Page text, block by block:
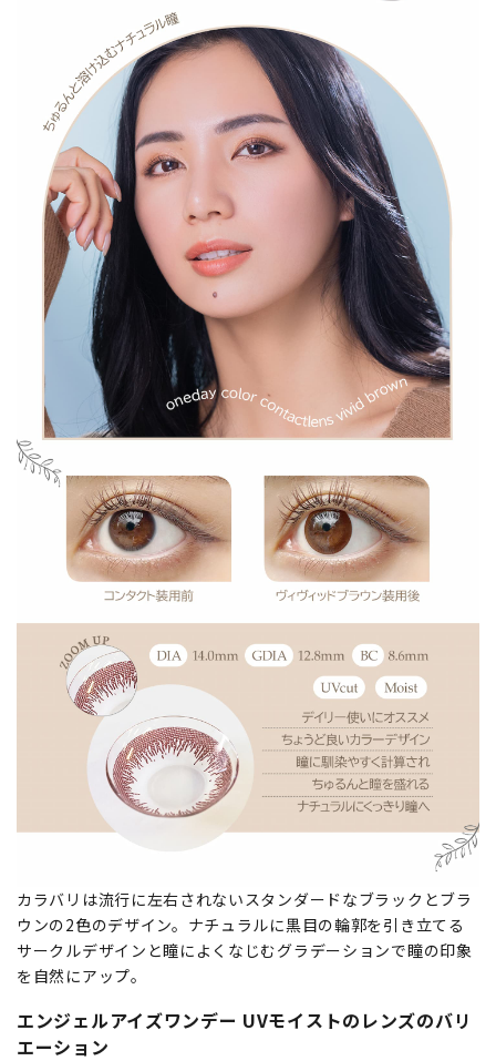
カラバリは流行に左右されないスタンダードなブラックとブラ
ウンの2色のデザイン。ナチュラルに黒目の輪郭を引き立てる
サークルデザインと瞳によくなじむグラデーションで瞳の印象
を自然にアップ。
エンジェルアイズワンデー UVモイストのレンズのバリ
エーション